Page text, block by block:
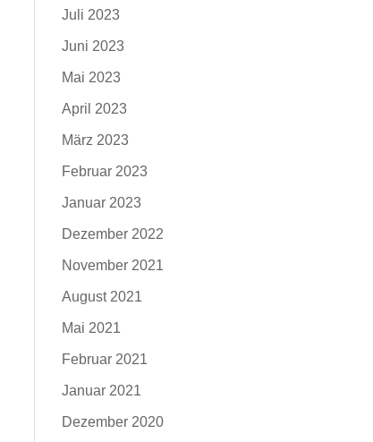
Juli 2023
Juni 2023
Mai 2023
April 2023
März 2023
Februar 2023
Januar 2023
Dezember 2022
November 2021
August 2021
Mai 2021
Februar 2021
Januar 2021
Dezember 2020